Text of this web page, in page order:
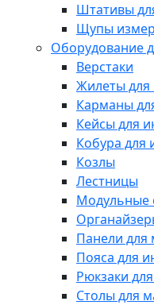
Штативы
Щупы
Оборудование
Верстаки
Жилеты для
Карманы
Кейсы для
Кобура для
Козлы
Лестницы
Модульные
Панели для
Пояса для
Рюкзаки
Столы для